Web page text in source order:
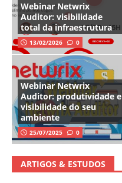
Webinar Netwrix
Auditor: visibilidade
total da infraestrutura
13/02/2026 0
Webinar Netwrix
Auditor: produtividade e
visibilidade do seu
ambiente
25/07/2025 0
ARTIGOS & ESTUDOS